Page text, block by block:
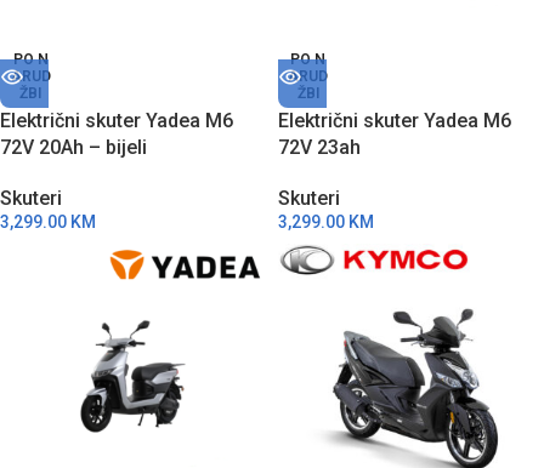
PO N
ARUD
ŽBI
Električni skuter Yadea M6
72V 20Ah – bijeli
Skuteri
3,299.00 KM
PO N
ARUD
ŽBI
Električni skuter Yadea M6
72V 23ah
Skuteri
3,299.00 KM